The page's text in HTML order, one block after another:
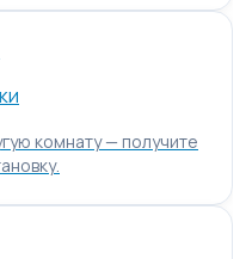
комнату — получите